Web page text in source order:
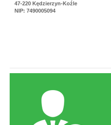
47-220 Kędzierzyn-Koźle
NIP: 7490005094